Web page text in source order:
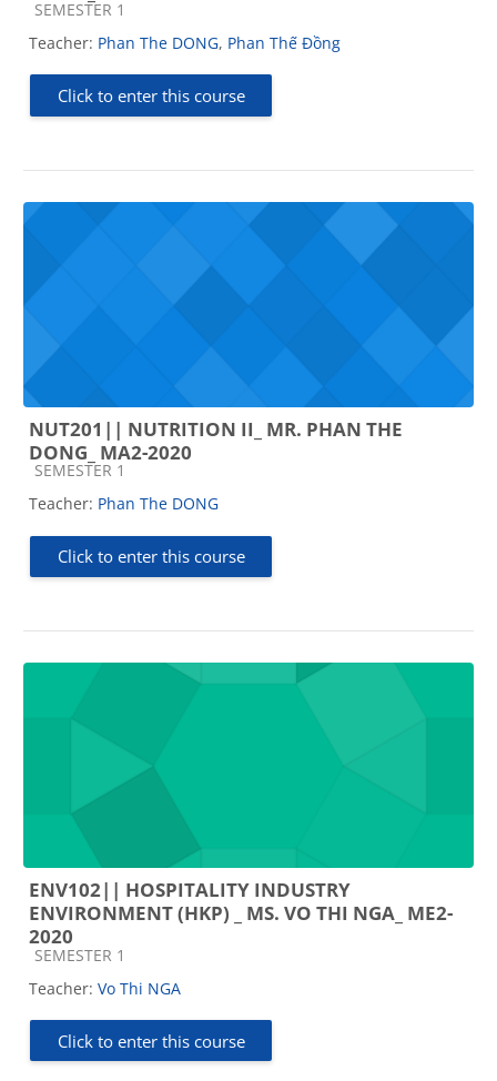
Course category
SEMESTER 1
Teacher: Phan The DONG, Phan Thế Đồng
Click to enter this course
NUT201|| NUTRITION II_ MR. PHAN THE
DONG_ MA2-2020
Course category
SEMESTER 1
Teacher: Phan The DONG
Click to enter this course
ENV102|| HOSPITALITY INDUSTRY
ENVIRONMENT (HKP) _ MS. VO THI NGA_ ME2-
2020
Course category
SEMESTER 1
Teacher: Vo Thi NGA
Click to enter this course